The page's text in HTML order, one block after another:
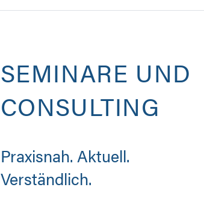
SEMINARE UND
CONSULTING
Praxisnah. Aktuell.
Verständlich.